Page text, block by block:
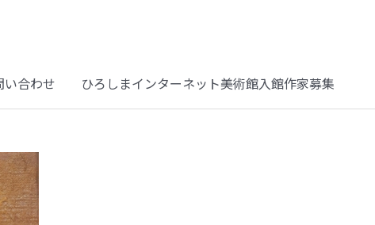
い合わせ ひろしまインターネット美術館入館作家募集